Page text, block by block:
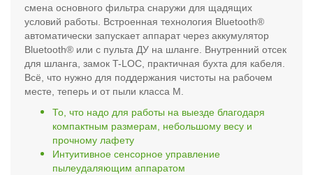
смена основного фильтра снаружи для щадящих
условий работы. Встроенная технология Bluetooth®
автоматически запускает аппарат через аккумулятор
Bluetooth® или с пульта ДУ на шланге. Внутренний отсек
для шланга, замок T-LOC, практичная бухта для кабеля.
Всё, что нужно для поддержания чистоты на рабочем
месте, теперь и от пыли класса M.
То, что надо для работы на выезде благодаря
компактным размерам, небольшому весу и
прочному лафету
Интуитивное сенсорное управление
пылеудаляющим аппаратом